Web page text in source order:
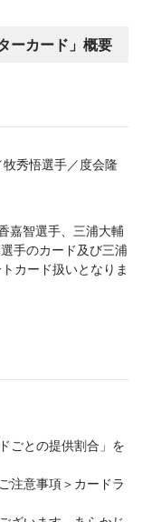
ーカード」概要
秀悟選手／度会隆
嘉智選手、三浦大輔
手のカード及び三浦
カード扱いとなりま
ごとの提供割合」を
注意事項＞カードラ